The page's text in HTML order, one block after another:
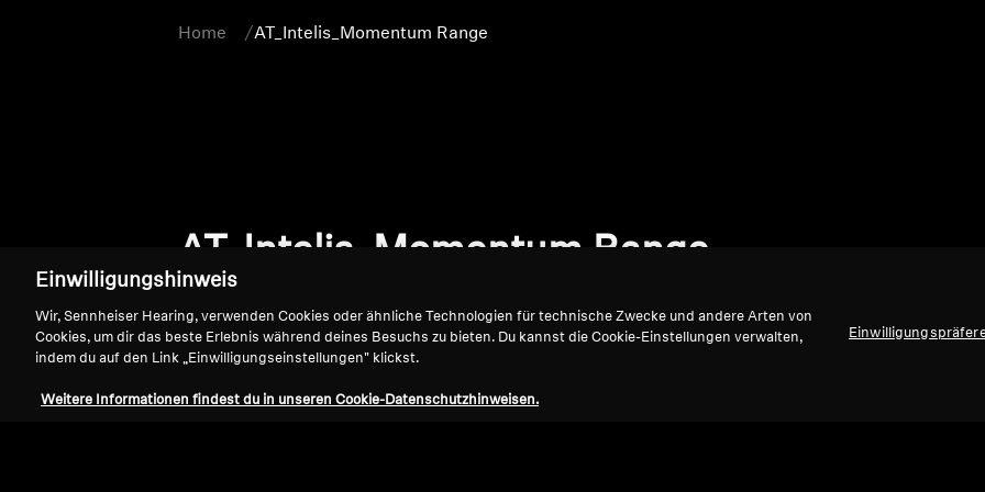
Home AT_Intelis_Momentum Range
AT_Intelis_Momentum Range
Einwilligungshinweis
Wir, Sennheiser Hearing, verwenden Cookies oder ähnliche Technologien für technische Zwecke und andere Arten von
Cookies, um dir das beste Erlebnis während deines Besuchs zu bieten. Du kannst die Cookie-Einstellungen verwalten,
indem du auf den Link „Einwilligungseinstellungen" klickst.
Weitere Informationen findest du in unseren Cookie-Datenschutzhinweisen.